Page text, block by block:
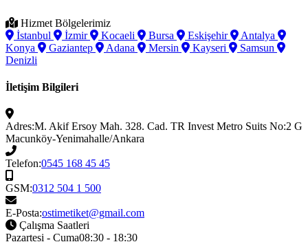
Hizmet Bölgelerimiz
İstanbul
İzmir Kocaeli Bursa Eskişehir
Antalya
Konya
Gaziantep Adana Mersin Kayseri
Samsun
Denizli
İletişim Bilgileri
Adres:M. Akif Ersoy Mah. 328. Cad. TR Invest Metro Suits No:2 G
Macunköy-Yenimahalle/Ankara
Telefon:0545 168 45 45
GSM:0312 504 1 500
E-Posta:ostimetiket@gmail.com
Çalışma Saatleri
Pazartesi - Cuma08:30 - 18:30